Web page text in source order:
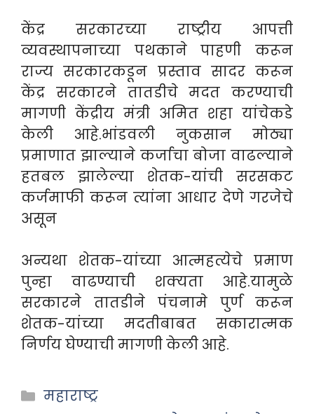
केंद्र सरकारच्या राष्ट्रीय आपत्ती
व्यवस्थापनाच्या पथकाने पाहणी करून
राज्य सरकारकडून प्रस्ताव सादर करून
केंद्र सरकारने तातडीचे मदत करण्याची
मागणी केंद्रीय मंत्री अमित शहा यांचेकडे
केली आहे.भांडवली नुकसान मोठ्या
प्रमाणात झाल्याने कर्जाचा बोजा वाढल्याने
हतबल झालेल्या शेतक-यांची सरसकट
कर्जमाफी करून त्यांना आधार देणे गरजेचे
असून
अन्यथा शेतक-यांच्या आत्महत्येचे प्रमाण
पुन्हा वाढण्याची शक्यता आहे.यामुळे
सरकारने तातडीने पंचनामे पुर्ण करून
शेतक-यांच्या मदतीबाबत सकारात्मक
निर्णय घेण्याची मागणी केली आहे.
Categories
महाराष्ट्र